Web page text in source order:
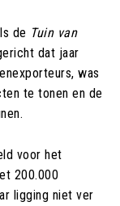
de Tuin van
dat jaar
was
te tonen en de
voor het
200.000
ligging niet ver